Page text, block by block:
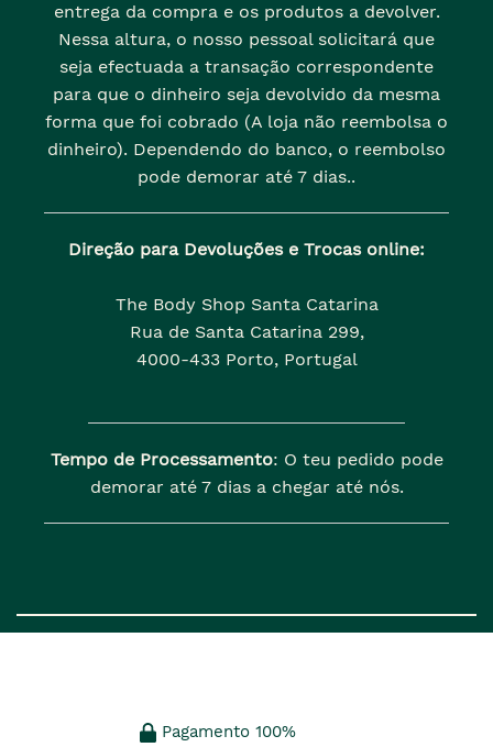
entrega da compra e os produtos a devolver.
Nessa altura, o nosso pessoal solicitará que
seja efectuada a transação correspondente
para que o dinheiro seja devolvido da mesma
forma que foi cobrado (A loja não reembolsa o
dinheiro). Dependendo do banco, o reembolso
pode demorar até 7 dias..
Direção para Devoluções e Trocas online:
The Body Shop Santa Catarina
Rua de Santa Catarina 299,
4000-433 Porto, Portugal
Tempo de Processamento: O teu pedido pode
demorar até 7 dias a chegar até nós.
Pagamento 100%